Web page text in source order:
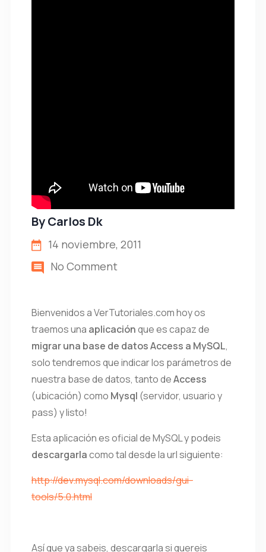
ByCarlos Dk
14 noviembre, 2011
No Comment
Bienvenidos a VerTutoriales.com hoy os
traemos una aplicaciónque es capaz de
migrar una base de datos Access a MySQL,
solo tendremos que indicar los parámetros de
nuestra base de datos, tanto deAccess
(ubicación) como Mysql (servidor, usuario y
pass) y listo!
Esta aplicación es oficial de MySQL y podeis
descargarlacomo tal desde la url siguiente:
http://dev.mysql.com/downloads/gui-
tools/5.0.html
Así que ya sabeis, descargarla si quereis